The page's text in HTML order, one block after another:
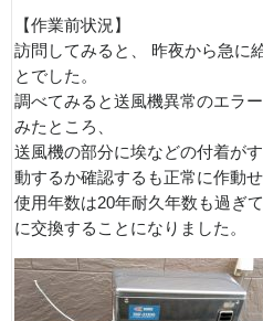
【作業前状況】
訪問してみると、 昨夜から急に
とでした。
調べてみると送風機異常のエラ
みたところ、
送風機の部分に埃などの付着が
動するか確認するも正常に作動せ
使用年数は20年耐久年数も過ぎ
に交換することになりました。